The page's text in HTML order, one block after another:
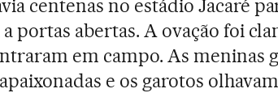
centenas no estádio Jacaré
portas abertas. A ovação foi
em campo. As meninas
e os garotos